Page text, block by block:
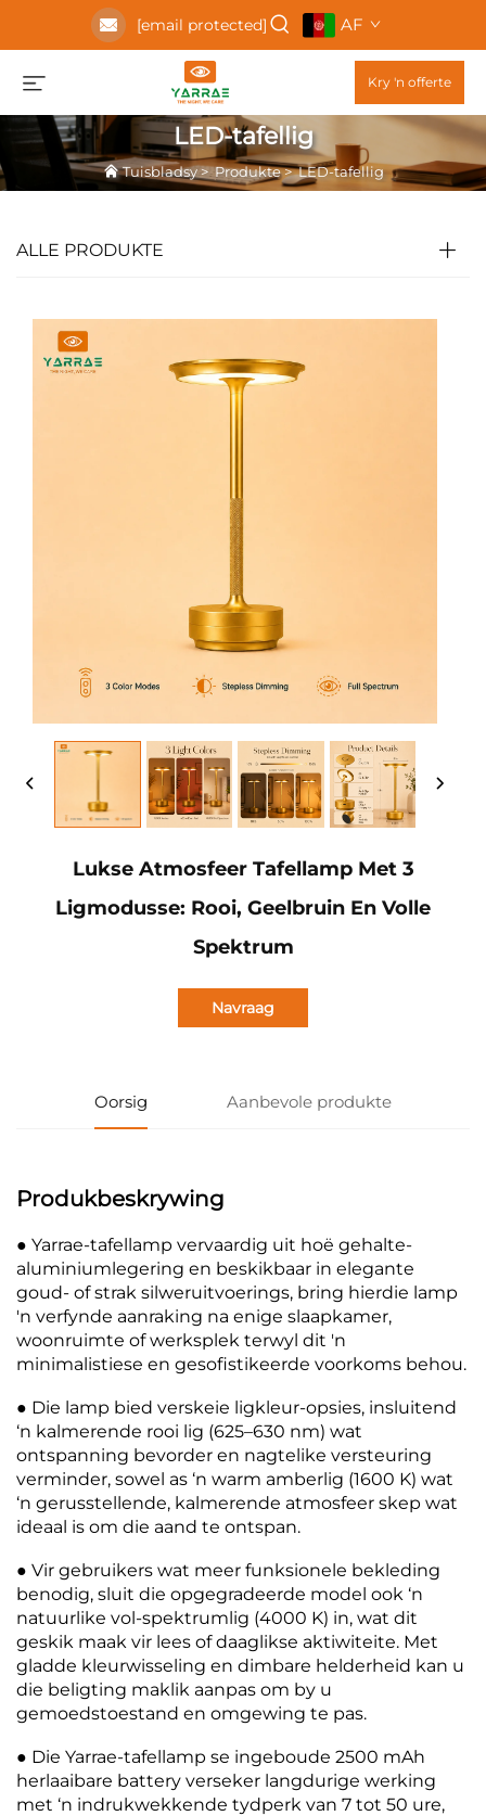
[email protected] AF
Kry 'n offerte
LED-tafellig
Tuisbladsy>Produkte>LED-tafellig
ALLE PRODUKTE
Lukse Atmosfeer Tafellamp Met 3
Ligmodusse: Rooi, Geelbruin En Volle
Spektrum
Navraag
Oorsig Aanbevole produkte
Produkbeskrywing
● Yarrae-tafellamp vervaardig uit hoë gehalte-
aluminiumlegering en beskikbaar in elegante
goud- of strak silweruitvoerings, bring hierdie lamp
'n verfynde aanraking na enige slaapkamer,
woonruimte of werksplek terwyl dit 'n
minimalistiese en gesofistikeerde voorkoms behou.
● Die lamp bied verskeie ligkleur-opsies, insluitend
‘n kalmerende rooi lig (625–630 nm) wat
ontspanning bevorder en nagtelike versteuring
verminder, sowel as ‘n warm amberlig (1600 K) wat
‘n gerusstellende, kalmerende atmosfeer skep wat
ideaal is om die aand te ontspan.
● Vir gebruikers wat meer funksionele bekleding
benodig, sluit die opgegradeerde model ook ‘n
natuurlike vol-spektrumlig (4000 K) in, wat dit
geskik maak vir lees of daaglikse aktiwiteite. Met
gladde kleurwisseling en dimbare helderheid kan u
die beligting maklik aanpas om by u
gemoedstoestand en omgewing te pas.
● Die Yarrae-tafellamp se ingeboude 2500 mAh
herlaaibare battery verseker langdurige werking
met ‘n indrukwekkende tydperk van 7 tot 50 ure,